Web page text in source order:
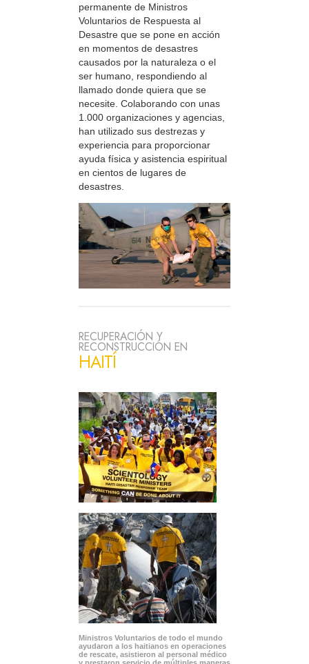
permanente de Ministros
Voluntarios de Respuesta al
Desastre que se pone en acción
en momentos de desastres
causados por la naturaleza o el
ser humano, respondiendo al
llamado donde quiera que se
necesite. Colaborando con unas
1.000 organizaciones y agencias,
han utilizado sus destrezas y
experiencia para proporcionar
ayuda física y asistencia espiritual
en cientos de lugares de
desastres.
RECUPERACIÓN Y
RECONSTRUCCIÓN EN
HAITÍ
Ministros Voluntarios de todo el mundo
ayudaron a los haitianos en operaciones
de rescate, asistieron al personal médico